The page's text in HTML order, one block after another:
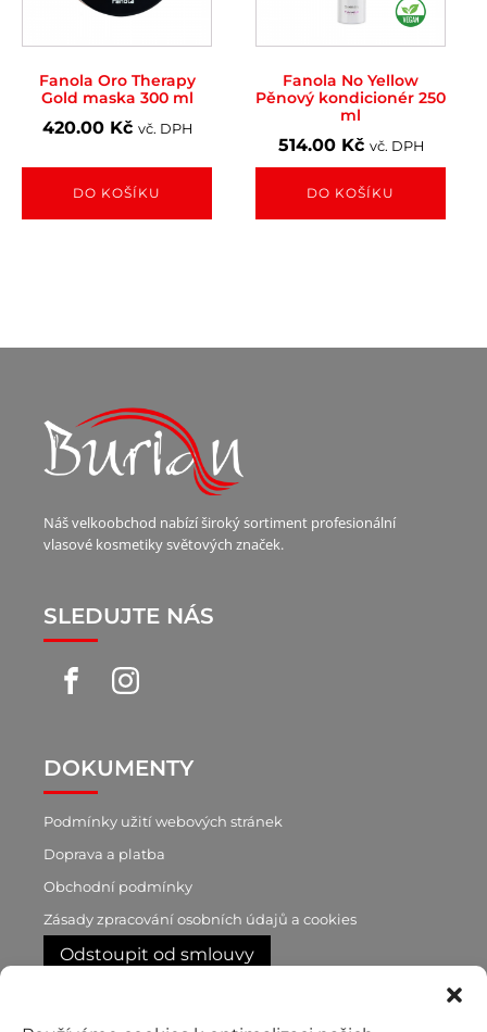
Fanola Oro Therapy
Gold maska 300 ml
420.00 Kč vč. DPH
DO KOŠÍKU
Fanola No Yellow
Pěnový kondicionér 250
ml
514.00 Kč vč. DPH
DO KOŠÍKU
Náš velkoobchod nabízí široký sortiment profesionální
vlasové kosmetiky světových značek.
SLEDUJTE NÁS
DOKUMENTY
Podmínky užití webových stránek
Doprava a platba
Obchodní podmínky
Zásady zpracování osobních údajů a cookies
Odstoupit od smlouvy